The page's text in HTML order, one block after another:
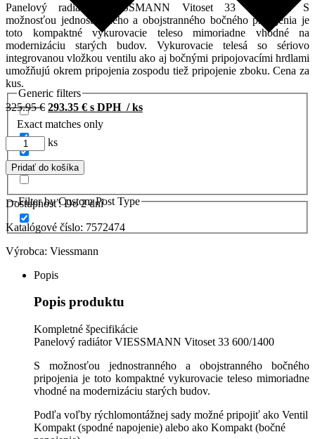
Generic filters
Exact matches only
Filter by Custom Post Type
Panelový radiátor VIESSMANN Vitoset 33 600/1400. S
možnosťou jednostranného a obojstranného bočného pripojenia je
toto kompaktné vykurovacie teleso mimoriadne vhodné na
modernizáciu starých budov. Vykurovacie telesá so sériovo
integrovanou vložkou ventilu ako aj bočnými pripojovacími hrdlami
umožňujú okrem pripojenia zospodu tiež pripojenie zboku. Cena za
kus.
325.95€ Pôvodná
cena
bola:
325.95 €.
293.35 €Aktuálna
cena
je:
s DPH / ks
množstvo
Univerzálne
vykurovacie
teleso
Viessmann,
Typ
600mm/1400mm,
ks
Pridať do košíka
Dostupnosť:Do 2 dní
Katalógové číslo: 7572474
Výrobca: Viessmann
Popis
Popis produktu
Kompletné špecifikácie
Panelový radiátor VIESSMANN Vitoset 33 600/1400
S možnosťou jednostranného a obojstranného bočného
pripojenia je toto kompaktné vykurovacie teleso mimoriadne
vhodné na modernizáciu starých budov.
Podľa voľby rýchlomontážnej sady možné pripojiť ako Ventil
Kompakt (spodné napojenie) alebo ako Kompakt (bočné